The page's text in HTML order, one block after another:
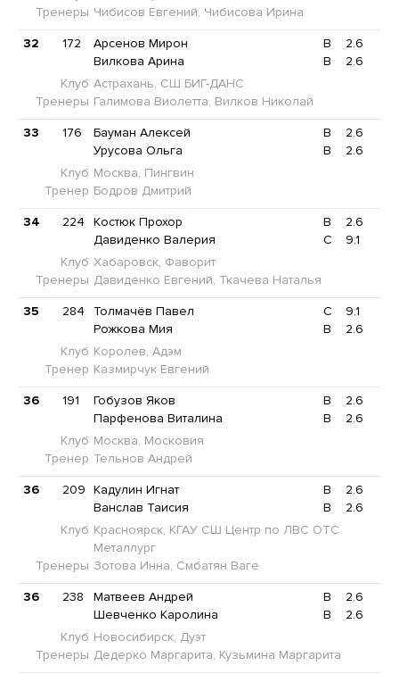
Тренеры Чибисов Евгений, Чибисова Ирина
32 172 Арсенов Мирон B
2.6
Вилкова Арина
B
2.6
Клуб Астрахань, СШ БИГ-ДАНС
Тренеры Галимова Виолетта, Вилков Николай
33 176 Бауман Алексей B
2.6
Урусова Ольга
B
2.6
Клуб Москва, Пингвин
Тренер Бодров Дмитрий
34 224 Костюк Прохор B
2.6
Давиденко Валерия
C
9.1
Клуб Хабаровск, Фаворит
Тренеры Давиденко Евгений, Ткачева Наталья
35 284 Толмачёв Павел C
9.1
Рожкова Мия
B
2.6
Клуб Королев, Адэм
Тренер Казмирчук Евгений
36 191 Гобузов Яков B
2.6
Парфенова Виталина
B
2.6
Клуб Москва, Московия
Тренер Тельнов Андрей
36 209 Кадулин Игнат B
2.6
Ванслав Таисия
B
2.6
Клуб Красноярск, КГАУ СШ Центр по ЛВС ОТС
Металлург
Тренеры Зотова Инна, Смбатян Ваге
36 238 Матвеев Андрей B
2.6
Шевченко Каролина
B
2.6
Клуб Новосибирск, Дуэт
Тренеры Дедерко Маргарита, Кузьмина Маргарита